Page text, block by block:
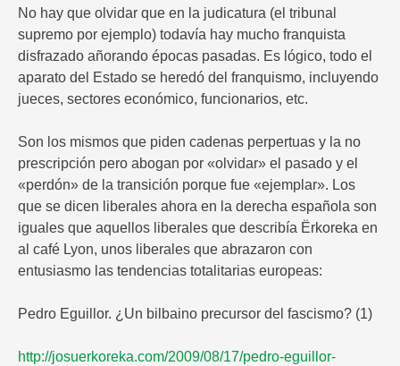
No hay que olvidar que en la judicatura (el tribunal
supremo por ejemplo) todavía hay mucho franquista
disfrazado añorando épocas pasadas. Es lógico, todo el
aparato del Estado se heredó del franquismo, incluyendo
jueces, sectores económico, funcionarios, etc.
Son los mismos que piden cadenas perpertuas y la no
prescripción pero abogan por «olvidar» el pasado y el
«perdón» de la transición porque fue «ejemplar». Los
que se dicen liberales ahora en la derecha española son
iguales que aquellos liberales que describía Ërkoreka en
al café Lyon, unos liberales que abrazaron con
entusiasmo las tendencias totalitarias europeas:
Pedro Eguillor. ¿Un bilbaino precursor del fascismo? (1)
http://josuerkoreka.com/2009/08/17/pedro-eguillor-